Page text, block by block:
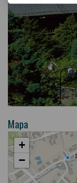
Mapa
+
−